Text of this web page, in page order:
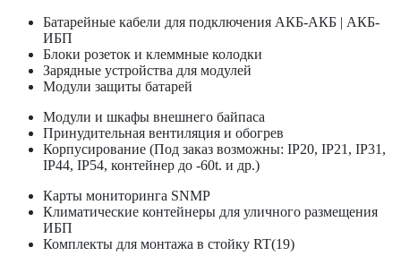
Батарейные кабели для подключения АКБ-АКБ | АКБ-
ИБП
Блоки розеток и клеммные колодки
Зарядные устройства для модулей
Модули защиты батарей
Модули и шкафы внешнего байпаса
Принудительная вентиляция и обогрев
Корпусирование (Под заказ возможны: IP20, IP21, IP31,
IP44, IP54, контейнер до -60t. и др.)
Карты мониторинга SNMP
Климатические контейнеры для уличного размещения
ИБП
Комплекты для монтажа в стойку RT(19)